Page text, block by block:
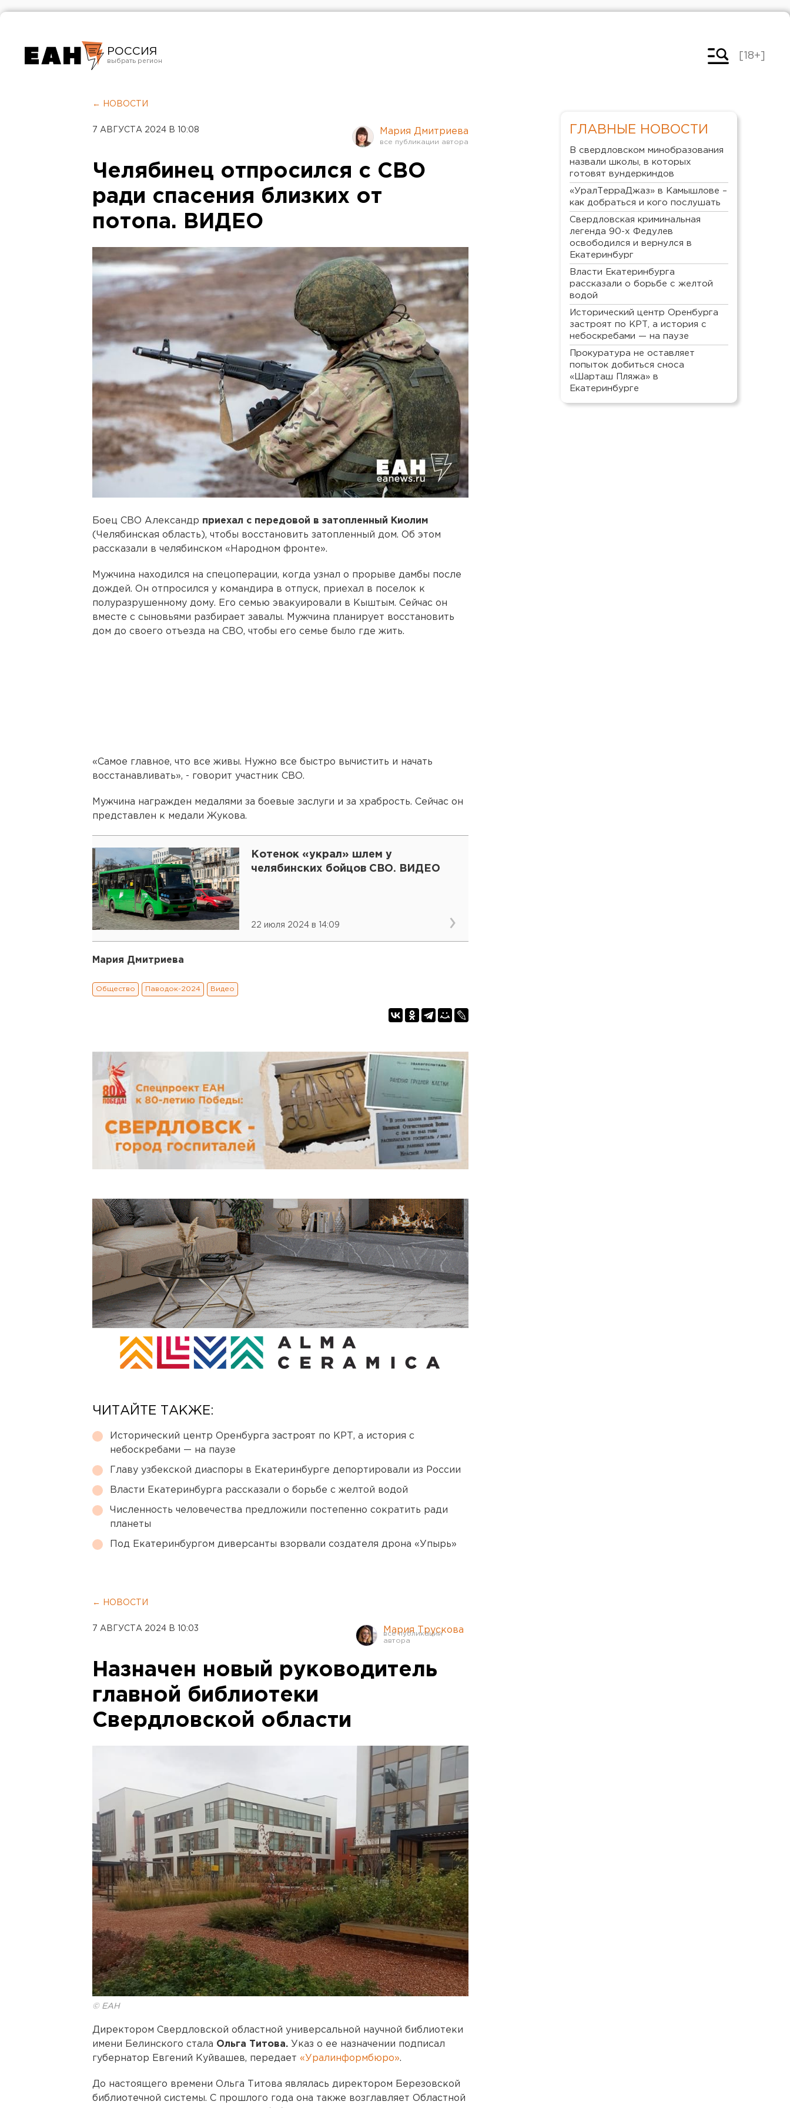
РОССИЯ
Челябинск
[18+]
← НОВОСТИ
7 АВГУСТА 2024 В 10:08 Мария Дмитриева
Челябинец отпросился с СВО
ради спасения близких от
потопа. ВИДЕО
Боец СВО Александр приехал с передовой в затопленный Киолим
(Челябинская область), чтобы восстановить затопленный дом. Об этом
рассказали в челябинском «Народном фронте».
Мужчина находился на спецоперации, когда узнал о прорыве дамбы после
дождей. Он отпросился у командира в отпуск, приехал в поселок к
полуразрушенному дому. Его семью эвакуировали в Кыштым. Сейчас он
вместе с сыновьями разбирает завалы. Мужчина планирует восстановить
дом до своего отъезда на СВО, чтобы его семье было где жить.
«Самое главное, что все живы. Нужно все быстро вычистить и начать
восстанавливать», - говорит участник СВО.
Мужчина награжден медалями за боевые заслуги и за храбрость. Сейчас он
представлен к медали Жукова.
Котенок «украл» шлем у
челябинских бойцов СВО. ВИДЕО
22 июля 2024 в 14:09
Мария Дмитриева
Общество Паводок-2024 Видео
ЧИТАЙТЕ ТАКЖЕ:
Исторический центр Оренбурга застроят по КРТ, а история с
небоскребами — на паузе
Главу узбекской диаспоры в Екатеринбурге депортировали из России
Власти Екатеринбурга рассказали о борьбе с желтой водой
Численность человечества предложили постепенно сократить ради
планеты
Под Екатеринбургом диверсанты взорвали создателя дрона «Упырь»
← НОВОСТИ
7 АВГУСТА 2024 В 10:03 Мария Трускова
Назначен новый руководитель
главной библиотеки
Свердловской области
© ЕАН
Директором Свердловской областной универсальной научной библиотеки
имени Белинского стала Ольга Титова. Указ о ее назначении подписал
губернатор Евгений Куйвашев, передает «Уралинформбюро».
До настоящего времени Ольга Титова являлась директором Березовской
библиотечной системы. С прошлого года она также возглавляет Областной
ГЛАВНЫЕ НОВОСТИ
В свердловском минобразования
назвали школы, в которых
готовят вундеркиндов
«УралТерраДжаз» в Камышлове –
как добраться и кого послушать
Свердловская криминальная
легенда 90-х Федулев
освободился и вернулся в
Екатеринбург
Власти Екатеринбурга
рассказали о борьбе с желтой
водой
Исторический центр Оренбурга
застроят по КРТ, а история с
небоскребами — на паузе
Прокуратура не оставляет
попыток добиться сноса
«Шарташ Пляжа» в
Екатеринбурге